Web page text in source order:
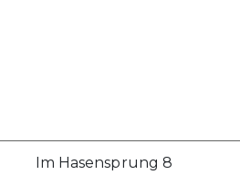
Im Hasensprung 8